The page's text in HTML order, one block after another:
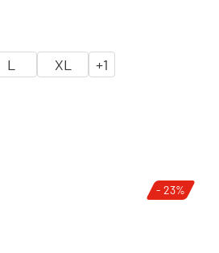
L XL +1
- 23%